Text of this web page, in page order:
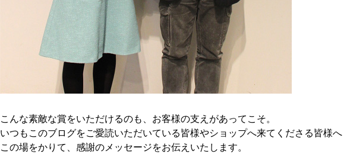
こんな素敵な賞をいただけるのも、お客様の支えがあってこそ。
いつもこのブログをご愛読いただいている皆様やショップへ来てくださる皆様へ
この場をかりて、感謝のメッセージをお伝えいたします。